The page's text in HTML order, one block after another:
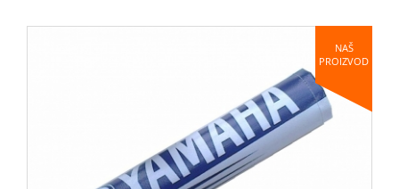
NAŠ
PROIZVOD